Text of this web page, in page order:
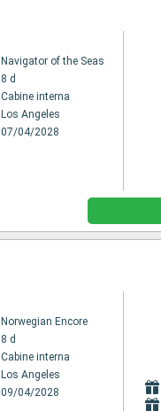
Navigator of the Seas
8 d
Cabine interna
Los Angeles
07/04/2028
Norwegian Encore
8 d
Cabine interna
Los Angeles
09/04/2028